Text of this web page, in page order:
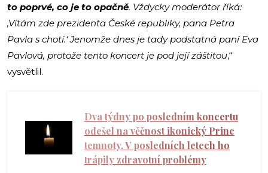
to poprvé, co je to opačně. Vždycky moderátor říká:
,Vítám zde prezidenta České republiky, pana Petra
Pavla s chotí.‘ Jenomže dnes je tady podstatná paní Eva
Pavlová, protože tento koncert je pod její záštitou,“
vysvětlil.
Dva týdny po posledním koncertu
odešel na věčnost ikonický Princ
temnoty. V posledních letech ho
trápily zdravotní problémy